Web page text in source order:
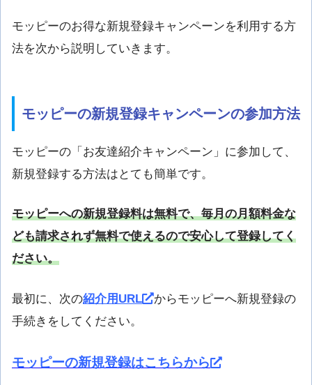
モッピーのお得な新規登録キャンペーンを利用する方
法を次から説明していきます。
モッピーの新規登録キャンペーンの参加方法
モッピーの「お友達紹介キャンペーン」に参加して、
新規登録する方法はとても簡単です。
モッピーへの新規登録料は無料で、毎月の月額料金な
ども請求されず無料で使えるので安心して登録してく
ださい。
最初に、次の紹介用URL
からモッピーへ新規登録の
手続きをしてください。
モッピーの新規登録はこちらから